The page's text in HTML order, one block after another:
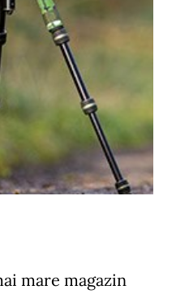
mare magazin